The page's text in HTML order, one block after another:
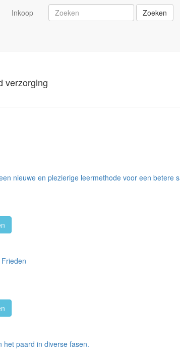
Inkoop Zoeken
verzorging
nieuwe en plezierige leermethode voor een betere
het paard in diverse fasen.